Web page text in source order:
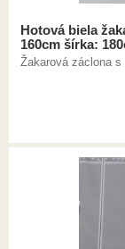
Hotová biela
160cm šírka:
Žakarová záclona